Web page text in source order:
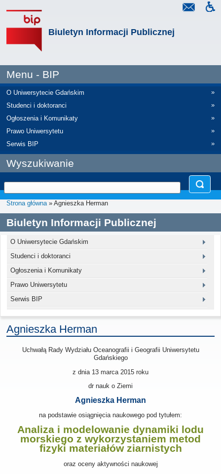
Biuletyn Informacji Publicznej
Menu - BIP
O Uniwersytecie Gdańskim
»
Studenci i doktoranci
»
Ogłoszenia i Komunikaty
»
Prawo Uniwersytetu
»
Serwis BIP
»
Wyszukiwanie
Strona główna» Agnieszka Herman
Biuletyn Informacji Publicznej
O Uniwersytecie Gdańskim
Studenci i doktoranci
Ogłoszenia i Komunikaty
Prawo Uniwersytetu
Serwis BIP
Agnieszka Herman
Uchwałą Rady Wydziału Oceanografii i Geografii Uniwersytetu
Gdańskiego
z dnia 13 marca 2015 roku
dr nauk o Ziemi
Agnieszka Herman
na podstawie osiągnięcia naukowego pod tytułem:
Analiza i modelowanie dynamiki lodu
morskiego z wykorzystaniem metod
fizyki materiałów ziarnistych
oraz oceny aktywności naukowej